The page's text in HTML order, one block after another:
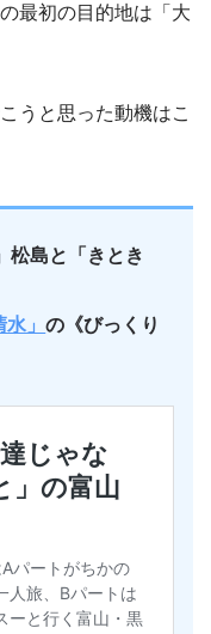
最初の目的地は「大
うと思った動機はこ
松島と「きとき
水」の《びっくり